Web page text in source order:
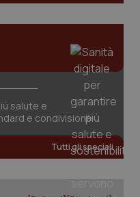
salute e
e condivisione
Tutti gli speciali
www.quotidianosanita.it
Google LLC
.quotidianosanita.it
1